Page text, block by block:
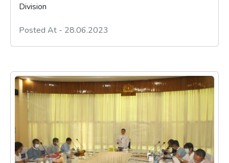
Division
Posted At - 28.06.2023